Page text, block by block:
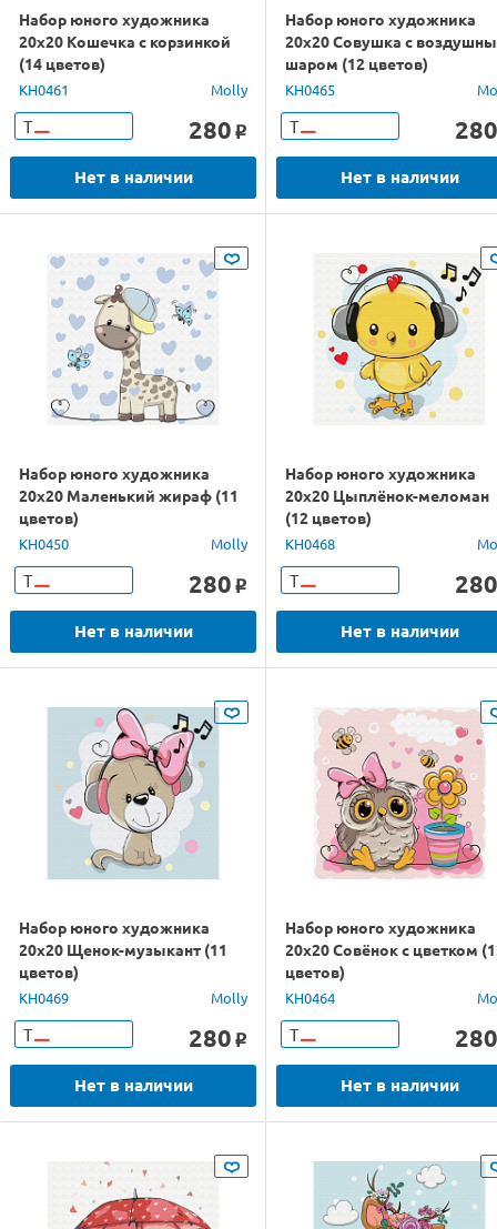
Набор юного художника
20х20 Кошечка с корзинкой
(14 цветов)
KH0461 Molly
Т 280 o
Нет в наличии
Набор юного художника
20х20 Совушка с
шаром (12 цветов)
KH0465
Т 280
Нет в наличии
Набор юного художника
20х20 Маленький жираф (11
цветов)
KH0450 Molly
Т 280 o
Нет в наличии
Набор юного художника
20х20 Цыплёнок-меломан
(12 цветов)
KH0468
Т 280
Нет в наличии
Набор юного художника
20х20 Щенок-музыкант (11
цветов)
KH0469 Molly
Т 280 o
Нет в наличии
Набор юного художника
20х20 Совёнок с цветком
цветов)
KH0464
Т 280
Нет в наличии